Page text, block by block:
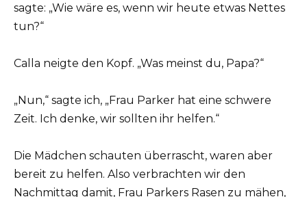
sagte: „Wie wäre es, wenn wir heute etwas Nettes
tun?“
Calla neigte den Kopf. „Was meinst du, Papa?“
„Nun,“ sagte ich, „Frau Parker hat eine schwere
Zeit. Ich denke, wir sollten ihr helfen.“
Die Mädchen schauten überrascht, waren aber
bereit zu helfen. Also verbrachten wir den
Nachmittag damit, Frau Parkers Rasen zu mähen,